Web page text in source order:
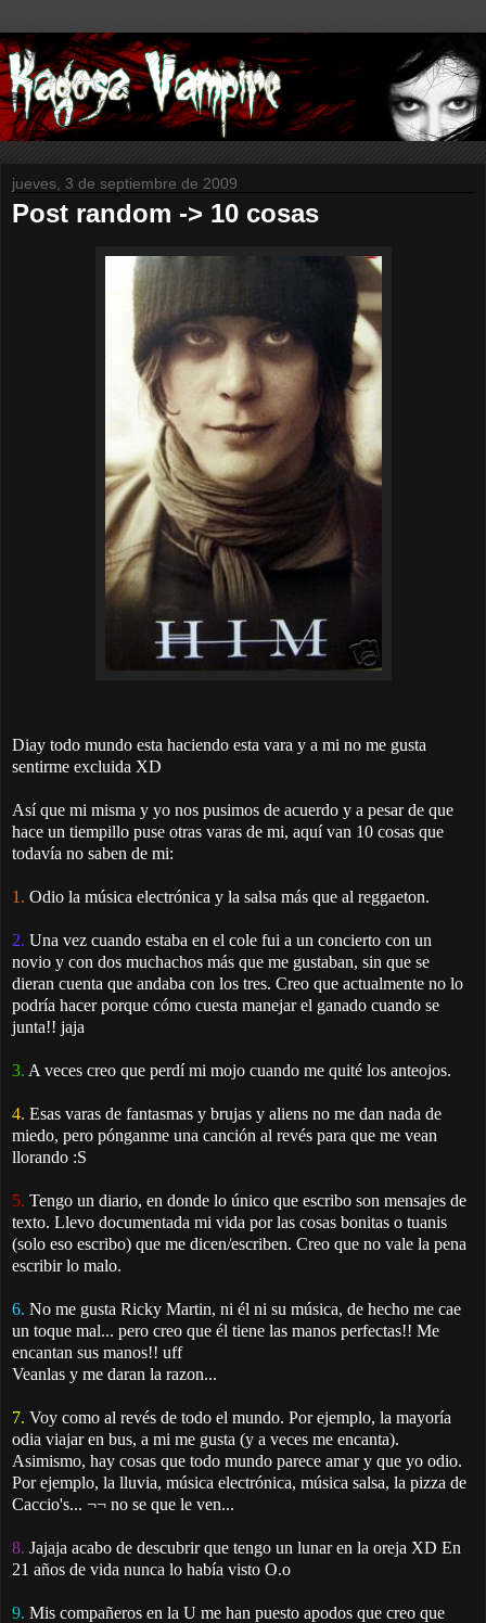
jueves, 3 de septiembre de 2009
Post random -> 10 cosas
Diay todo mundo esta haciendo esta vara y a mi no me gusta
sentirme excluida XD
Así que mi misma y yo nos pusimos de acuerdo y a pesar de que
hace un tiempillo puse otras varas de mi, aquí van 10 cosas que
todavía no saben de mi:
1. Odio la música electrónica y la salsa más que al reggaeton.
2. Una vez cuando estaba en el cole fui a un concierto con un
novio y con dos muchachos más que me gustaban, sin que se
dieran cuenta que andaba con los tres. Creo que actualmente no lo
podría hacer porque cómo cuesta manejar el ganado cuando se
junta!! jaja
3. A veces creo que perdí mi mojo cuando me quité los anteojos.
4. Esas varas de fantasmas y brujas y aliens no me dan nada de
miedo, pero pónganme una canción al revés para que me vean
llorando :S
5. Tengo un diario, en donde lo único que escribo son mensajes de
texto. Llevo documentada mi vida por las cosas bonitas o tuanis
(solo eso escribo) que me dicen/escriben. Creo que no vale la pena
escribir lo malo.
6. No me gusta Ricky Martin, ni él ni su música, de hecho me cae
un toque mal... pero creo que él tiene las manos perfectas!! Me
encantan sus manos!! uff
Veanlas y me daran la razon...
7. Voy como al revés de todo el mundo. Por ejemplo, la mayoría
odia viajar en bus, a mi me gusta (y a veces me encanta).
Asimismo, hay cosas que todo mundo parece amar y que yo odio.
Por ejemplo, la lluvia, música electrónica, música salsa, la pizza de
Caccio's... ¬¬ no se que le ven...
8. Jajaja acabo de descubrir que tengo un lunar en la oreja XD En
21 años de vida nunca lo había visto O.o
9. Mis compañeros en la U me han puesto apodos que creo que